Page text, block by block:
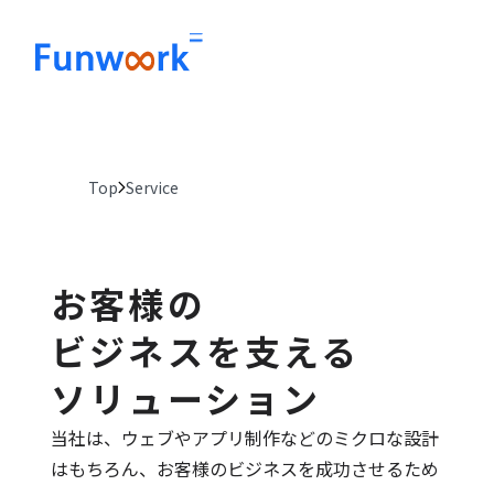
Top Service
お客様の
ビジネスを支える
ソリューション
当社は、ウェブやアプリ制作などのミクロな設計
はもちろん、お客様のビジネスを成功させるため